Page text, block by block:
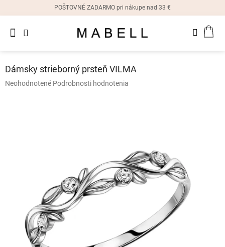
POŠTOVNÉ ZADARMO pri nákupe nad 33 €
Dámske
náušnice
Ostatné
Zľavy
Dámsky strieborný prsteň VILMA
Priemerné
Neohodnotené Podrobnosti hodnotenia